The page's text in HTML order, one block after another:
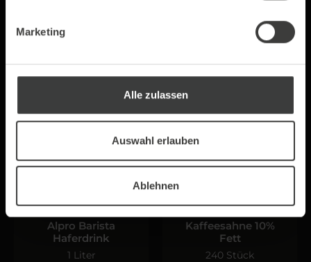
Marketing
Alle zulassen
Auswahl erlauben
Ablehnen
Alpro Barista
Haferdrink
1 Liter
Kaffeesahne 10%
Fett
240 Stück